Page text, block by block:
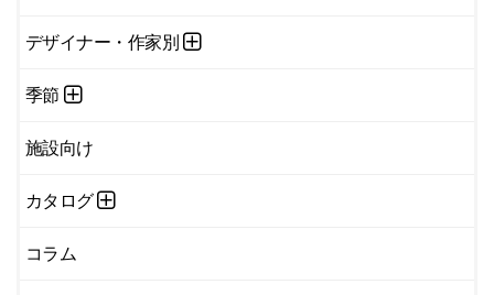
デザイナー・作家別
季節
施設向け
カタログ
コラム